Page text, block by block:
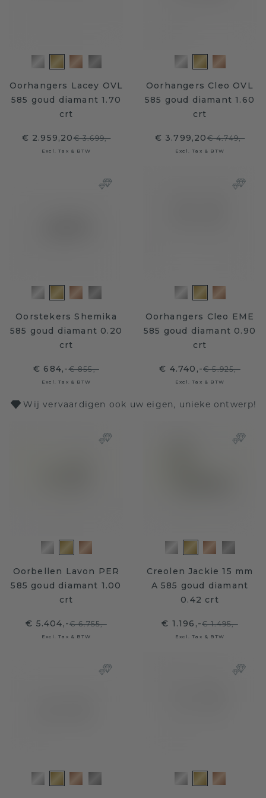
Oorhangers Lacey OVL
585 goud diamant 1.70
crt
€ 2.959,20€ 3.699,-
Excl. Tax & BTW
Oorhangers Cleo OVL
585 goud diamant 1.60
crt
€ 3.799,20€ 4.749,-
Excl. Tax & BTW
Oorstekers Shemika
585 goud diamant 0.20
crt
€ 684,-€ 855,-
Excl. Tax & BTW
Oorhangers Cleo EME
585 goud diamant 0.90
crt
€ 4.740,-€ 5.925,-
Excl. Tax & BTW
Wij vervaardigen ook uw eigen, unieke ontwerp!
Oorbellen Lavon PER
585 goud diamant 1.00
crt
€ 5.404,-€ 6.755,-
Excl. Tax & BTW
Creolen Jackie 15 mm
A 585 goud diamant
0.42 crt
€ 1.196,-€ 1.495,-
Excl. Tax & BTW